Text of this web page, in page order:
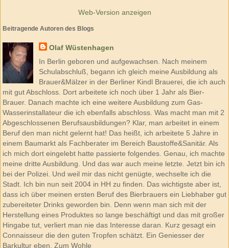
Web-Version anzeigen
Beitragende Autoren des Blogs
Olaf Wüstenhagen
In Berlin geboren und aufgewachsen. Nach meinem
Schulabschluß, begann ich gleich meine Ausbildung als
Brauer&Mälzer in der Berliner Kindl Brauerei, die ich auch
mit gut Abschloss. Dort arbeitete ich noch über 1 Jahr als Bier-
Brauer. Danach machte ich eine weitere Ausbildung zum Gas-
Wasserinstallateur die ich ebenfalls abschloss. Was macht man mit 2
Abgeschlossenen Berufsausbildungen? Klar, man arbeitet in einem
Beruf den man nicht gelernt hat! Das heißt, ich arbeitete 5 Jahre in
einem Baumarkt als Fachberater im Bereich Baustoffe&Sanitär. Als
ich mich dort eingelebt hatte passierte folgendes. Genau, ich machte
meine dritte Ausbildung. Und das war auch meine letzte. Jetzt bin ich
bei der Polizei. Und weil mir das nicht genügte, wechselte ich die
Stadt. Ich bin nun seit 2004 in HH zu finden. Das wichtigste aber ist,
dass ich über meinen ersten Beruf des Bierbrauers ein Liebhaber gut
zubereiteter Drinks geworden bin. Denn wenn man sich mit der
Herstellung eines Produktes so lange beschäftigt und das mit großer
Hingabe tut, verliert man nie das Interesse daran. Kurz gesagt ein
Connaisseur die den guten Tropfen schätzt. Ein Geniesser der
Barkultur eben. Zum Wohle